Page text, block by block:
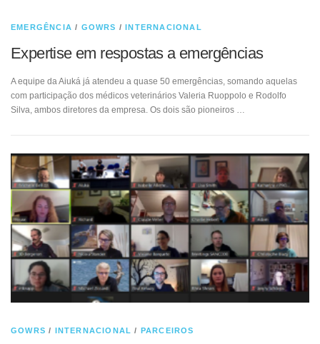
EMERGÊNCIA / GOWRS /INTERNACIONAL
Expertise em respostas a emergências
A equipe da Aiuká já atendeu a quase 50 emergências, somando aquelas
com participação dos médicos veterinários Valeria Ruoppolo e Rodolfo
Silva, ambos diretores da empresa. Os dois são pioneiros …
GOWRS / INTERNACIONAL / PARCEIROS